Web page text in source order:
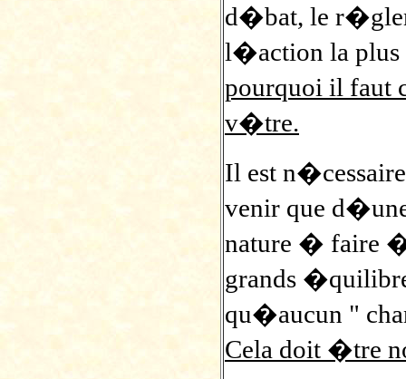
d�bat, le
l�action la
pourquoi il faut
v�tre.
Il est
venir que
nature � faire
grands
qu�aucun "
Cela doit �tre